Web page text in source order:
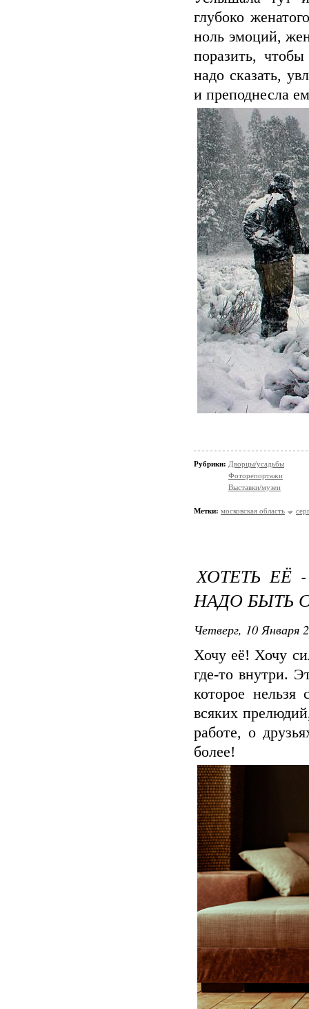
глубоко
ноль эмоций,
поразить,
надо сказать,
и преподнесла
Рубрики: Дворцы/усадьбы
Фоторепортажи
Выставки/музеи
Метки: московская область
ХОТЕТЬ ЕЁ
НАДО БЫТЬ
Четверг, 10 Января
Хочу её! Хочу
где-то внутри.
которое
всяких
работе, о
более!